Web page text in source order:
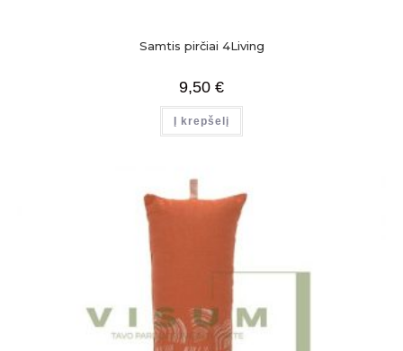
Samtis pirčiai 4Living
9,50 €
Į krepšelį